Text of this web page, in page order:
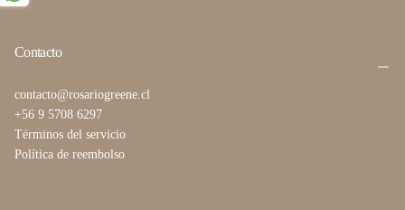
Contacto
contacto@rosariogreene.cl
+56 9 5708 6297
Términos del servicio
Política de reembolso